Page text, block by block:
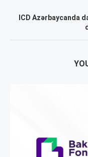
ICD Azərbaycanda